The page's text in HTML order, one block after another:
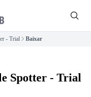
- Trial Baixar
Spotter - Trial